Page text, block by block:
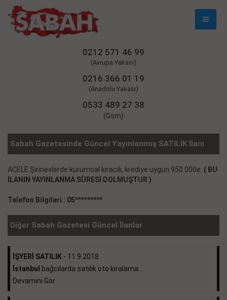
Mobil
0212 571 46 99
(Avrupa Yakası)
0216 366 01 19
(Anadolu Yakası)
0533 489 27 38
(Gsm)
Sabah Gazetesinde Güncel Yayınlanmış SATILIK İlanı
ACELE Şirinevlerde kurumsal kiracılı, krediye uygun 950.000e. ( BU
İLANIN YAYINLANMA SÜRESİ DOLMUŞTUR )
Telefon Bilgileri : 05*********
Diğer Sabah Gazetesi Güncel İlanlar
İŞYERİ SATILIK - 11.9.2018
İstanbul
bağcılarda satılık oto kiralama...
Devamını Gör